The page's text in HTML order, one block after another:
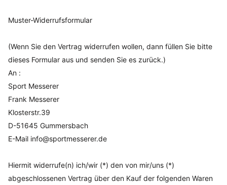
Muster-Widerrufsformular
(Wenn Sie den Vertrag widerrufen wollen, dann füllen Sie bitte
dieses Formular aus und senden Sie es zurück.)
An :
Sport Messerer
Frank Messerer
Klosterstr.39
D-51645 Gummersbach
E-Mail info@sportmesserer.de
Hiermit widerrufe(n) ich/wir (*) den von mir/uns (*)
abgeschlossenen Vertrag über den Kauf der folgenden Waren